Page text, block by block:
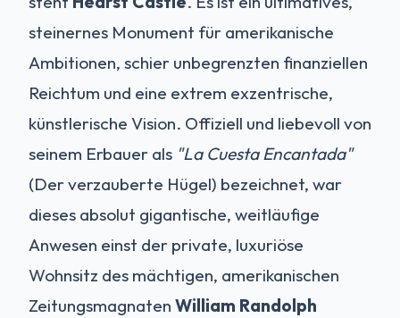
steinernes Monument für amerikanische
Ambitionen, schier unbegrenzten finanziellen
Reichtum und eine extrem exzentrische,
künstlerische Vision. Offiziell und liebevoll von
seinem Erbauer als "La Cuesta Encantada"
(Der verzauberte Hügel) bezeichnet, war
dieses absolut gigantische, weitläufige
Anwesen einst der private, luxuriöse
Wohnsitz des mächtigen, amerikanischen
Zeitungsmagnaten William Randolph